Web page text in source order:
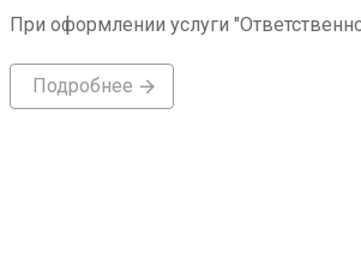
При оформлении услуги
Подробнее